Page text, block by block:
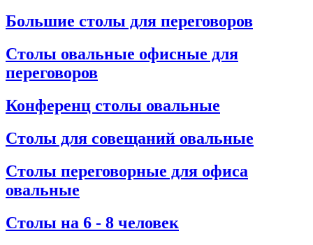
Большие столы для переговоров
Столы овальные офисные для
переговоров
Конференц столы овальные
Столы для совещаний овальные
Столы переговорные для офиса
овальные
Столы на 6 - 8 человек